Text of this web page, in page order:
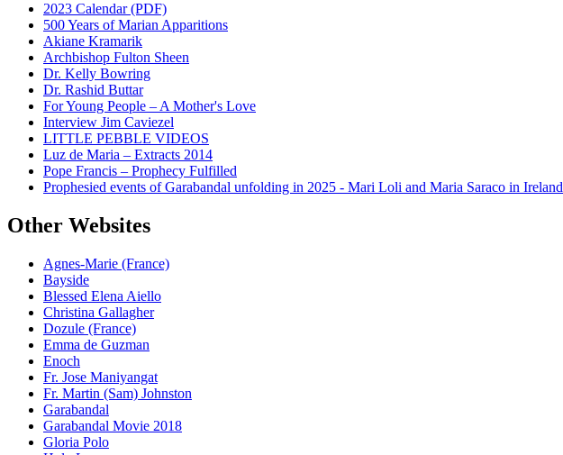
2023 Calendar (PDF)
500 Years of Marian Apparitions
Akiane Kramarik
Archbishop Fulton Sheen
Dr. Kelly Bowring
Dr. Rashid Buttar
For Young People – A Mother's Love
Interview Jim Caviezel
LITTLE PEBBLE VIDEOS
Luz de Maria – Extracts 2014
Pope Francis – Prophecy Fulfilled
Prophesied events of Garabandal unfolding in 2025 - Mari Loli and Maria Saraco in Ireland
Other Websites
Agnes-Marie (France)
Bayside
Blessed Elena Aiello
Christina Gallagher
Dozule (France)
Emma de Guzman
Enoch
Fr. Jose Maniyangat
Fr. Martin (Sam) Johnston
Garabandal
Garabandal Movie 2018
Gloria Polo